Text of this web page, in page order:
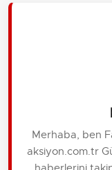
Merhaba, ben
aksiyon.com.tr